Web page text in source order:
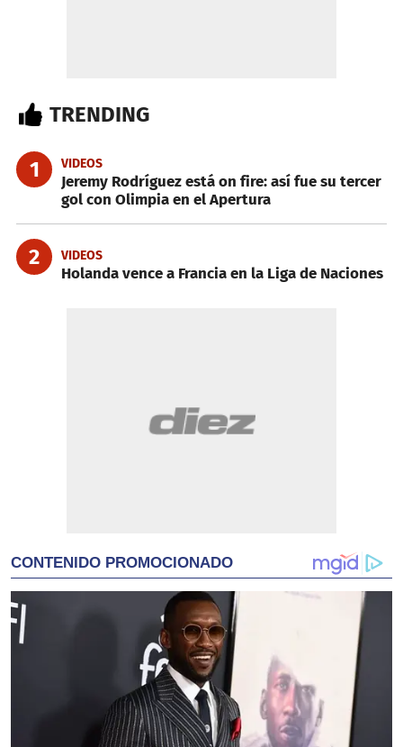
TRENDING
1 VIDEOS
Jeremy Rodríguez está on fire: así fue su tercer
gol con Olimpia en el Apertura
2 VIDEOS
Holanda vence a Francia en la Liga de Naciones